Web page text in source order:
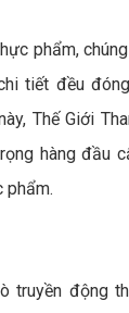
phẩm,
tiết đều
Thế Giới
hàng đầu
phẩm.
truyền động